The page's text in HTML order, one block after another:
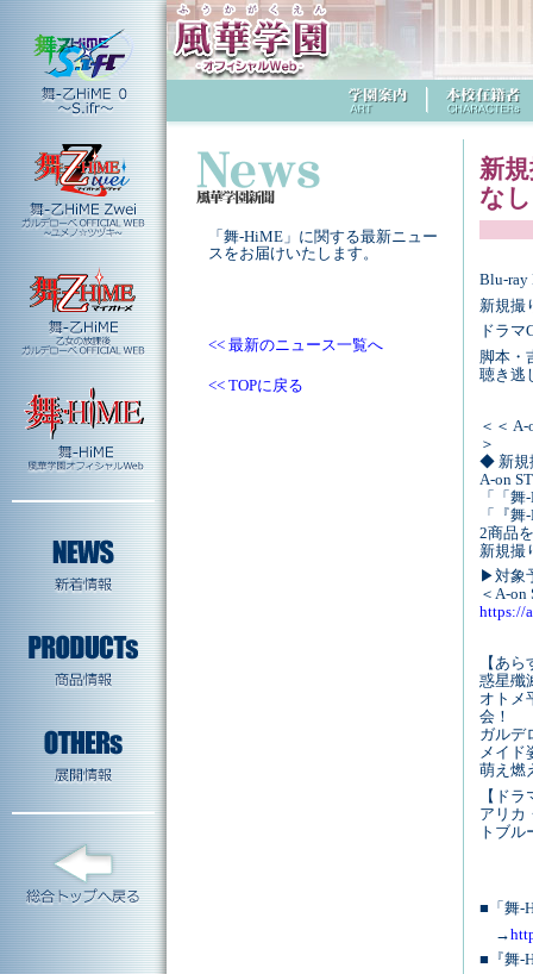
「舞-HiME」に関する最新ニュー
スをお届けいたします。
<< 最新のニュース一覧へ
<< TOPに戻る
新
な
Blu-ray
新規撮
ドラ
脚本・
聴き逃
＜＜
＞
◆ 新規
A-on
「「
「『
2商品
新規撮
▶対象
＜A-on
https://
【あ
惑星殲
オトメ
会！
ガルデ
メイド
萌え燃
【ド
アリカ
トブル
■「舞-
→
■『舞-